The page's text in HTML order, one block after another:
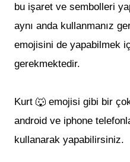
bu işaret ve sembolleri
aynı anda kullanmanız
emojisini de yapabilmek
gerekmektedir.
Kurt 🐺 emojisi gibi bir
android ve iphone
kullanarak yapabilirsiniz.